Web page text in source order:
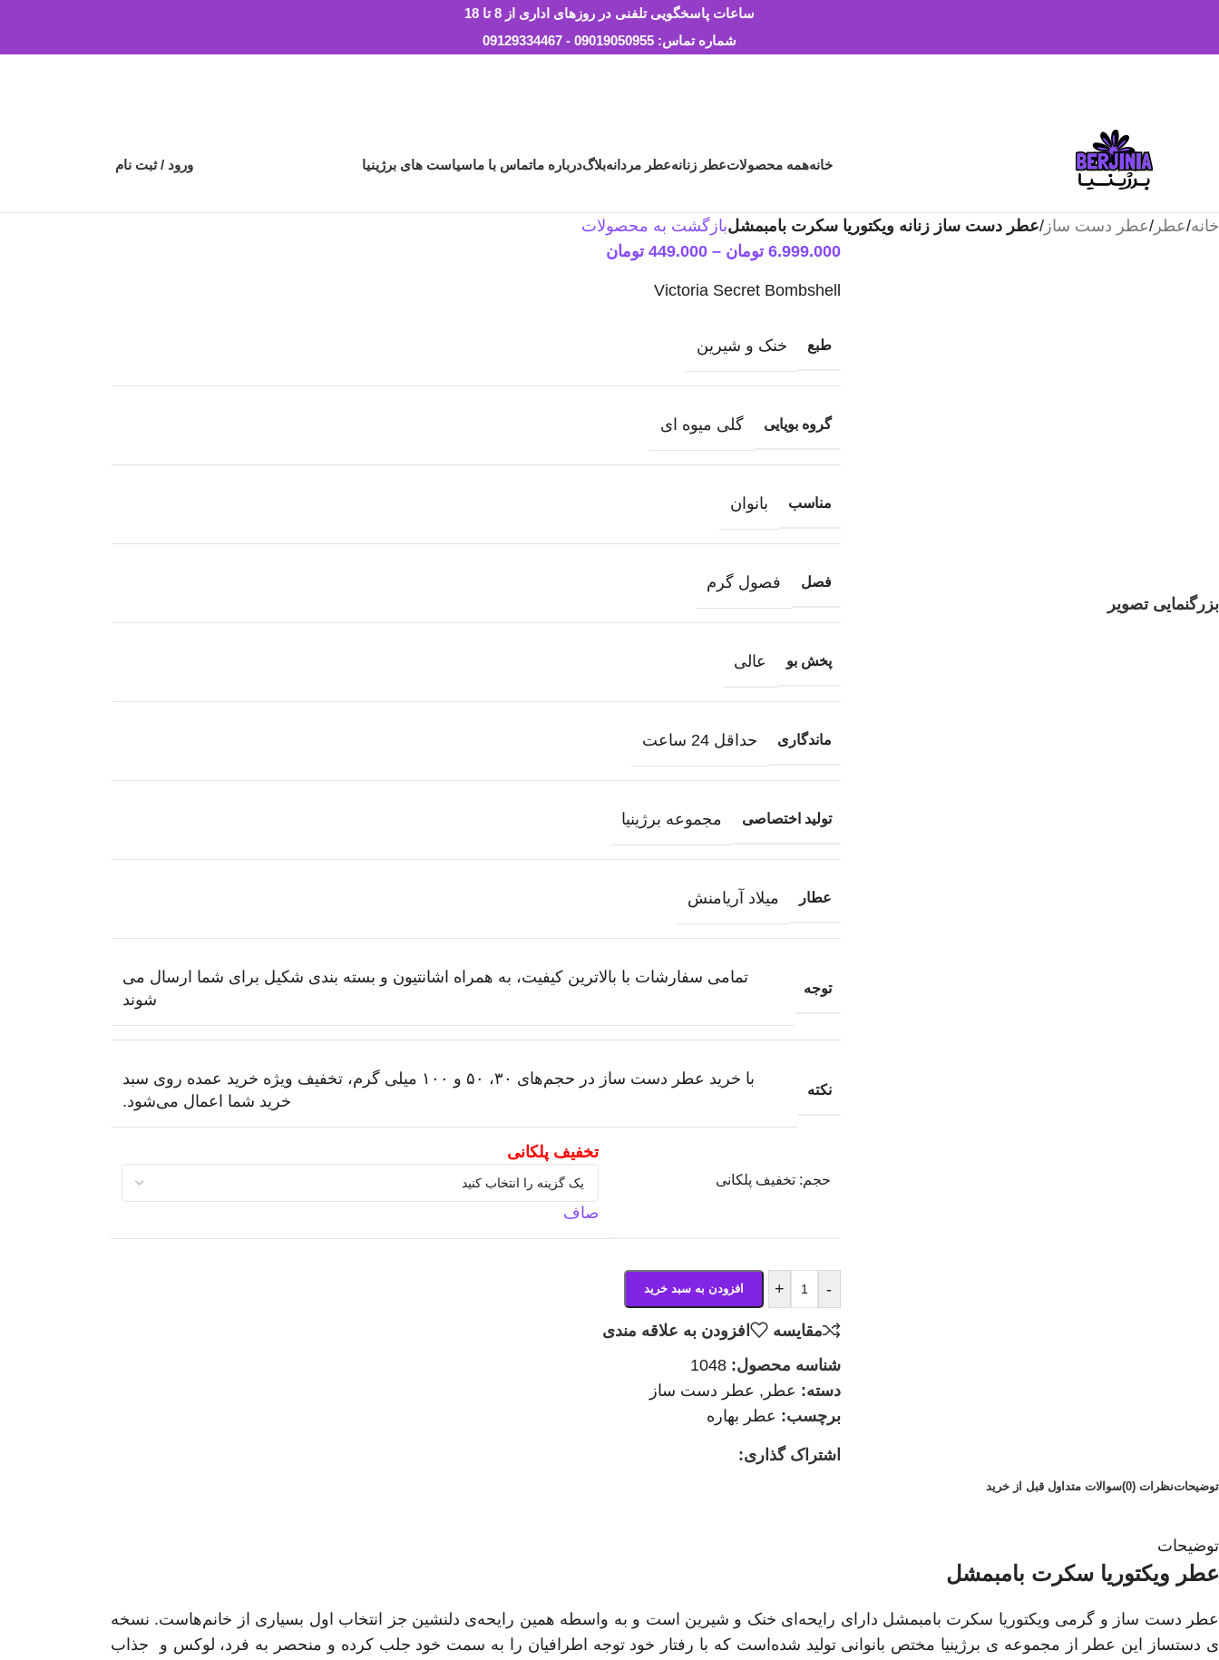
ساعات پاسخگویی تلفنی در روزهای اداری از 8 تا 18
شماره تماس: 09019050955 - 09129334467
خانههمه محصولاتعطر زنانهعطر مردانهبلاگدرباره ماتماس با ماسیاست های برژینیا ورود / ثبت نام
خانه/عطر /عطر دست ساز /عطر دست ساز زنانه ویکتوریا سکرت بامبمشلبازگشت به محصولات
بزرگنمایی تصویر
6.999.000 تومان –
449.000 تومان
Victoria Secret Bombshell
طبع خنک و شیرین
گروه بویایی گلی میوه ای
مناسب بانوان
فصل فصول گرم
پخش بو عالی
ماندگاری حداقل 24 ساعت
تولید اختصاصی مجموعه برژینیا
عطار میلاد آریامنش
توجه
تمامی سفارشات با بالاترین کیفیت، به همراه اشانتیون و بسته بندی شکیل برای شما ارسال می
شوند
نکته
با خرید عطر دست ساز در حجم‌های ۳۰، ۵۰ و ۱۰۰ میلی گرم، تخفیف ویژه خرید عمده روی سبد
خرید شما اعمال می‌شود.
حجم
صاف
-
+ افزودن به سبد خرید
مقایسه
افزودن به علاقه مندی
شناسه محصول:1048
دسته: عطر , عطر دست ساز
برچسب: عطر بهاره
اشتراک گذاری:
توضیحاتنظرات (0) سوالات متداول قبل از خرید
توضیحات
عطر ویکتوریا سکرت بامبمشل
عطر دست ساز و گرمی ویکتوریا سکرت بامبمشل دارای رایحه‌ای خنک و شیرین است و به واسطه همین رایحه‌ی دلنشین جز انتخاب اول بسیاری از خانم‌هاست. نسخه
ی دستساز این عطر از مجموعه ی برژینیا مختص بانوانی تولید شده‌است که با رفتار خود توجه اطرافیان را به سمت خود جلب کرده و منحصر به فرد، لوکس و جذاب